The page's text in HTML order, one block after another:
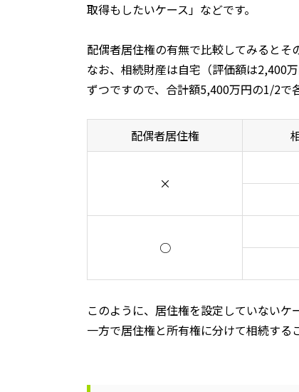
取得もしたいケース」などです。
配偶者居住権の有無で比較してみるとそ
なお、相続財産は自宅（評価額は2,400
ずつですので、合計額5,400万円の1/2で
配偶者居住権
×
○
このように、居住権を設定していない
一方で居住権と所有権に分けて相続する